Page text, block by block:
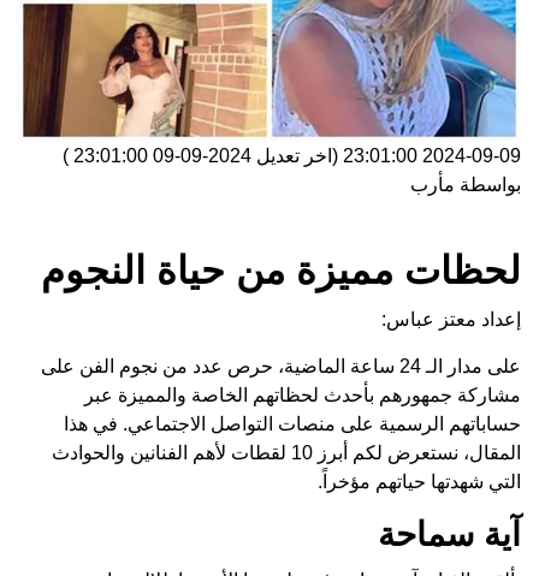
2024-09-09 23:01:00 (اخر تعديل 2024-09-09 23:01:00
)
بواسطة مأرب
لحظات مميزة من حياة النجوم
إعداد معتز عباس:
على مدار الـ 24 ساعة الماضية، حرص عدد من نجوم الفن على
مشاركة جمهورهم بأحدث لحظاتهم الخاصة والمميزة عبر
حساباتهم الرسمية على منصات التواصل الاجتماعي. في هذا
المقال، نستعرض لكم أبرز 10 لقطات لأهم الفنانين والحوادث
التي شهدتها حياتهم مؤخراً.
آية سماحة